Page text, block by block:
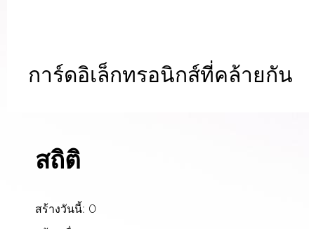
การ์ดอิเล็กทรอนิกส์ที่คล้ายกัน
สถิติ
สร้างวันนี้: 0